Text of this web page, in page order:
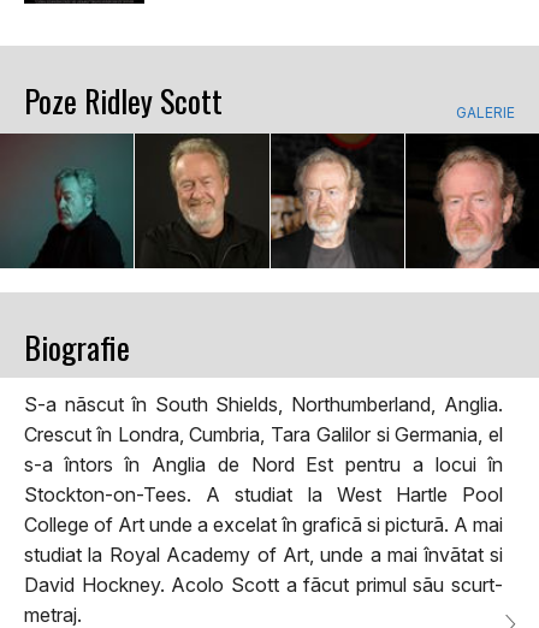
Poze Ridley Scott GALERIE
Biografie
S-a nãscut în South Shields, Northumberland, Anglia.
Crescut în Londra, Cumbria, Tara Galilor si Germania, el
s-a întors în Anglia de Nord Est pentru a locui în
Stockton-on-Tees. A studiat la West Hartle Pool
College of Art unde a excelat în graficã si picturã. A mai
studiat la Royal Academy of Art, unde a mai învãtat si
David Hockney. Acolo Scott a fãcut primul sãu scurt-
metraj.